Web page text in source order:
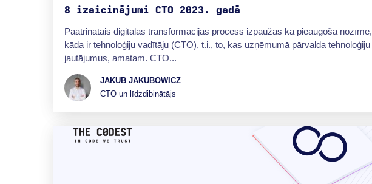
8 izaicinājumi CTO 2023. gadā
Paātrinātais digitālās transformācijas process izpaužas kā pieaugoša nozīme,
kāda ir tehnoloģiju vadītāju (CTO), t.i., to, kas uzņēmumā pārvalda tehnoloģiju
jautājumus, amatam. CTO...
JAKUB JAKUBOWICZ
CTO un līdzdibinātājs